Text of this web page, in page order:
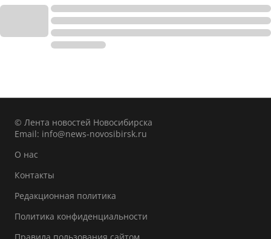
© Лента новостей Новосибирска
Email: info@news-novosibirsk.ru
О нас
Контакты
Редакционная политика
Политика конфиденциальности